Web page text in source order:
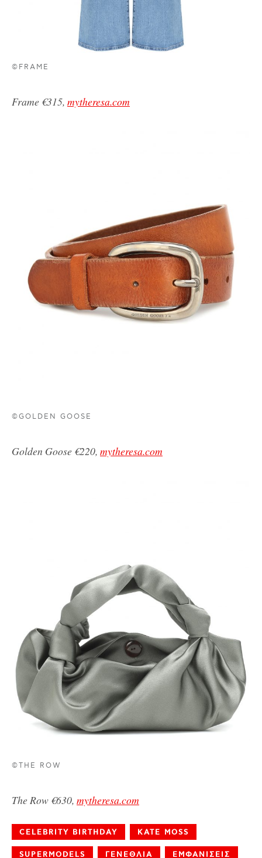
©FRAME
Frame €315, mytheresa.com
©GOLDEN GOOSE
Golden Goose €220, mytheresa.com
©THE ROW
The Row €630, mytheresa.com
CELEBRITY BIRTHDAY KATE MOSS
SUPERMODELS ΓΕΝΕΘΛΙΑ ΕΜΦΑΝΙΣΕΙΣ